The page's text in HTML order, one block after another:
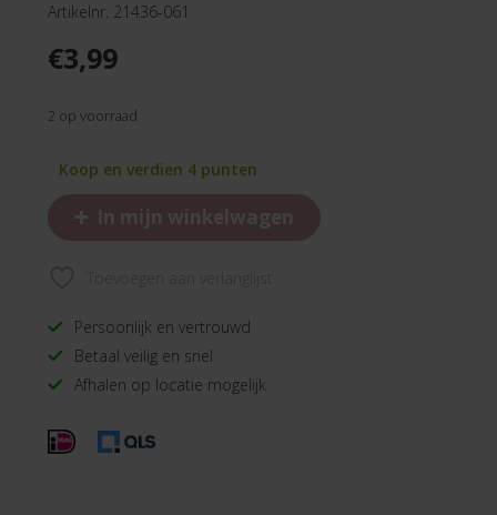
Artikelnr. 21436-061
€3,99
2 op voorraad
Koop en verdien 4 punten
+ In mijn winkelwagen
Persoonlijk en vertrouwd
Betaal veilig en snel
Afhalen op locatie mogelijk